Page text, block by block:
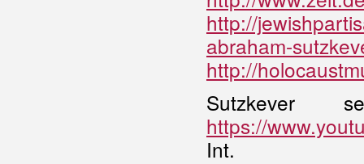
http://
abraham-
http://
Sutzkever
https://
Int.